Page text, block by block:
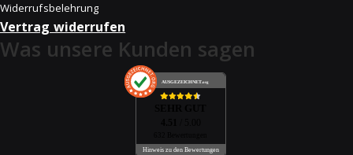
Widerrufsbelehrung
Vertrag widerrufen
Was unsere Kunden sagen
AUSGEZEICHNET.org
Hinweis zu den Bewertungen